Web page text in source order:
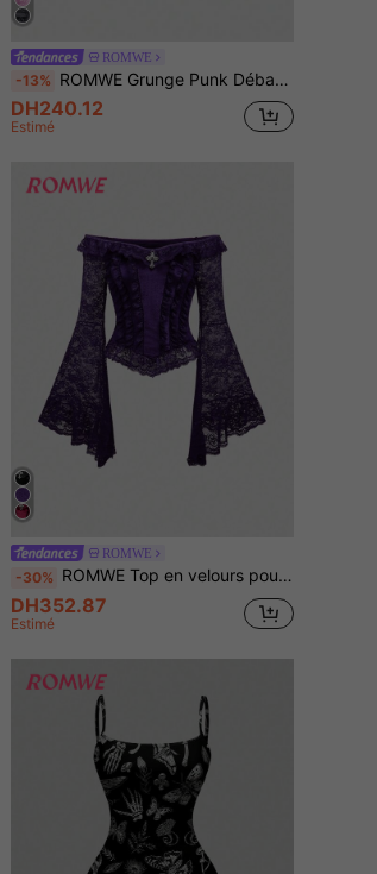
ROMWE
-13% ROMWE Grunge Punk Débardeur moulant 2 en 1 avec imprimé squelette punk Y2K et dentelle contrastée, sans manches, pour femmes, concert
DH240.12
Estimé
ROMWE
-30% ROMWE Top en velours pour femmes style palais gothique avec décoration croix, dentelle contrastante, manches évasées et épaules dénudées
DH352.87
Estimé